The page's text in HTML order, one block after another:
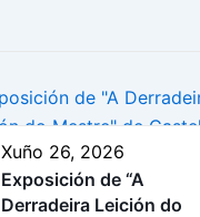
Xuño 26, 2026
Exposición de “A
Derradeira Leición do